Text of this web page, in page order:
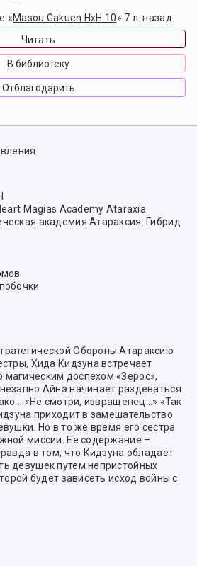
«Masou Gakuen HxH 10» 7 л. назад.
Читать
В библиотеку
Отблагодарить
Magias Academy Ataraxia
академия Атараксия: Гибрид
Обороны Атараксию
Хида Кидзуна встречает
доспехом «Зерос»,
Айнэ начинает раздеваться
«Не смотри, извращенец…» «Так
приходит в замешательство
Но в то же время его сестра
миссии. Её содержание –
в том, что Кидзуна обладает
девушек путем непристойных
будет зависеть исход войны с